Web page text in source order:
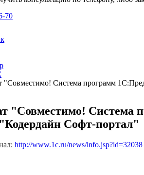
70
"Совместимо! Система программ
"Совместимо! Система
Софт-портал"
http://www.1c.ru/news/info.jsp?id=32038